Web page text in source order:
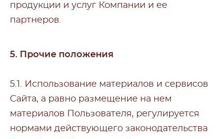
продукции и услуг Компании и ее
партнеров.
5. Прочие положения
5.1. Использование материалов и сервисов
Сайта, а равно размещение на нем
материалов Пользователя, регулируется
нормами действующего законодательства